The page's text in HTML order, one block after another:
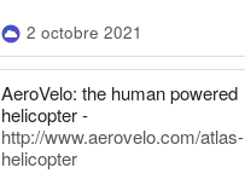
2 octobre 2021
AeroVelo: the human powered
helicopter -
http://www.aerovelo.com/atlas-
helicopter